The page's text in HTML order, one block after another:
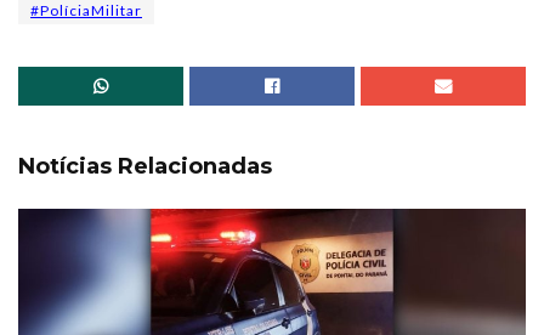
#PolíciaMilitar
Notícias Relacionadas